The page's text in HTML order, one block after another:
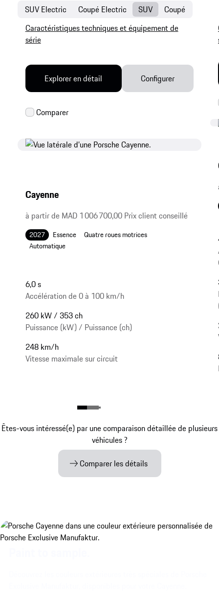
SUV Electric Coupé Electric SUV Coupé
Cayenne
à partir de MAD 1 006 700,00 Prix client conseillé
2027 Essence
Quatre roues motrices
Automatique
6,0 s
Accélération de 0 à 100 km/h
260 kW / 353 ch
Puissance (kW) / Puissance (ch)
248 km/h
Vitesse maximale sur circuit
Caractéristiques techniques et équipement de
série
Explorer en détail Configurer
Êtes-vous intéressé(e) par une comparaison détaillée de plusieurs
véhicules ?
Comparer les détails